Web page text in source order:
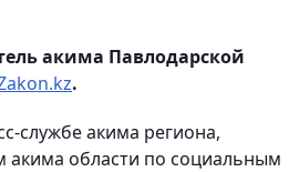
акима Павлодарской
.
службе акима региона,
акима области по социальным